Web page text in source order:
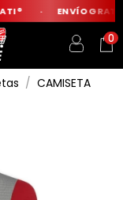
ENVÍO
0
CAMISETA